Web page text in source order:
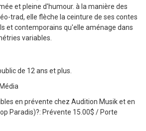
et pleine d'humour. à la manière des
trad, elle flèche la ceinture de ses contes
et contemporains qu'elle aménage dans
variables.
de 12 ans et plus.
en prévente chez Audition Musik et en
Paradis)?: Prévente 15.00$ / Porte